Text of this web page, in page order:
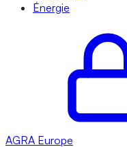
Énergie
AGRA Europe